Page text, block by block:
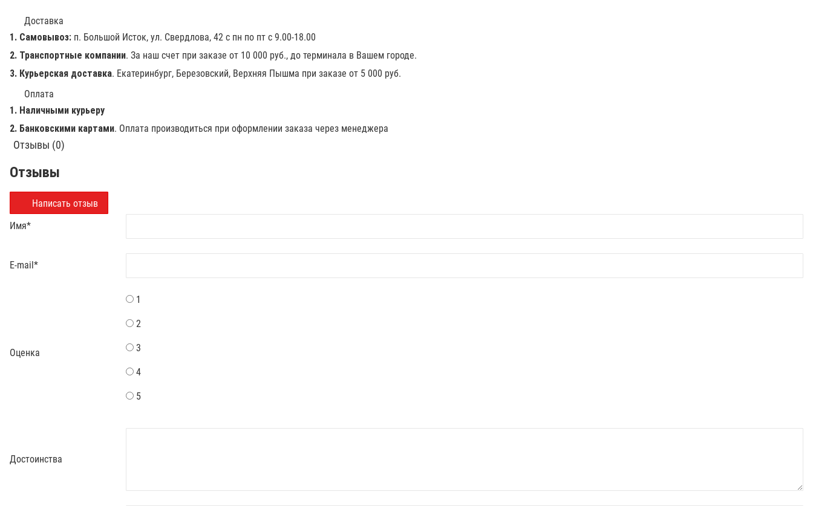
Доставка
1. Самовывоз: п. Большой Исток, ул. Свердлова, 42 с пн по пт с 9.00-18.00
2. Транспортные компании. За наш счет при заказе от 10 000 руб., до терминала в Вашем городе.
3. Курьерская доставка. Екатеринбург, Березовский, Верхняя Пышма при заказе от 5 000 руб.
Оплата
1. Наличными курьеру
2. Банковскими картами. Оплата производиться при оформлении заказа через менеджера
Отзывы (0)
Отзывы
Написать отзыв
Имя*
E-mail *
Оценка
1
2
3
4
5
Достоинства